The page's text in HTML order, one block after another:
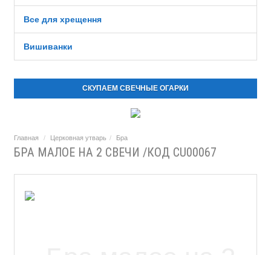
Все для хрещення
Вишиванки
СКУПАЕМ СВЕЧНЫЕ ОГАРКИ
Главная Церковная утварь Бра
БРА МАЛОЕ НА 2 СВЕЧИ /КОД CU00067